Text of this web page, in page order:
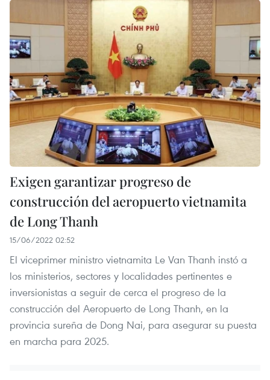
Exigen garantizar progreso de
construcción del aeropuerto vietnamita
de Long Thanh
15/06/2022 02:52
El viceprimer ministro vietnamita Le Van Thanh instó a
los ministerios, sectores y localidades pertinentes e
inversionistas a seguir de cerca el progreso de la
construcción del Aeropuerto de Long Thanh, en la
provincia sureña de Dong Nai, para asegurar su puesta
en marcha para 2025.